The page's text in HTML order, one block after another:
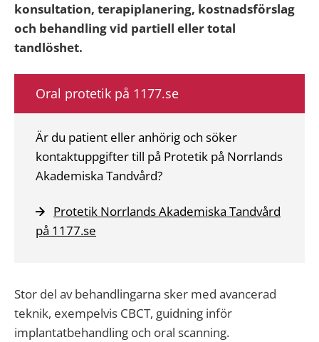
konsultation, terapiplanering, kostnadsförslag
och behandling vid partiell eller total
tandlöshet.
Oral protetik på 1177.se
Är du patient eller anhörig och söker
kontaktuppgifter till på Protetik på Norrlands
Akademiska Tandvård?
Protetik Norrlands Akademiska Tandvård
på 1177.se
Stor del av behandlingarna sker med avancerad
teknik, exempelvis CBCT, guidning inför
implantatbehandling och oral scanning.